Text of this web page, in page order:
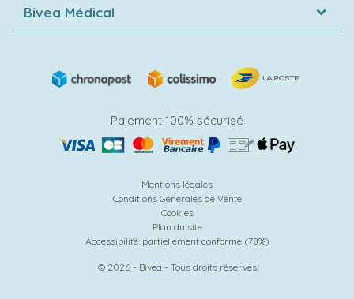
Bivea Médical
Paiement 100% sécurisé
Mentions légales
Conditions Générales de Vente
Cookies
Plan du site
Accessibilité: partiellement conforme (78%)
© 2026 - Bivea - Tous droits réservés